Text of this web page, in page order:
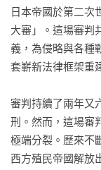
日本帝國於第二次
大審」。這場審判
義，為侵略與各種
套嶄新法律框架重
審判持續了兩年又
刑。然而，這場審
極端分裂。歷來不
西方殖民帝國解放